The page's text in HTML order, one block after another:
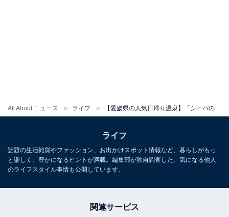
All About ニュース ライフ 【愛媛県の人気日帰り温泉】「シーパの湯」は瀬戸内海を望む絶景オーシャンビューの潮湯風呂が自慢の施設。サウナでリラックス
ライフ
話題の生活雑貨やファッション、お出かけスポット情報など、暮らしがもっ
と楽しく、豊かになるヒントが満載。編集部が独自調査した、気になる他人
のライフスタイル事情も公開しています。
関連サービス